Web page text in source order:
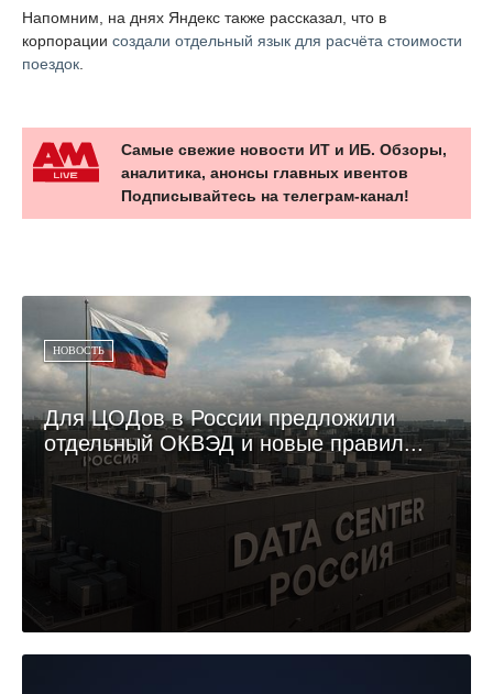
Напомним, на днях Яндекс также рассказал, что в
корпорации создали отдельный язык для расчёта стоимости
поездок.
Самые свежие новости ИТ и ИБ. Обзоры,
аналитика, анонсы главных ивентов
Подписывайтесь на телеграм-канал!
НОВОСТЬ
Для ЦОДов в России предложили
отдельный ОКВЭД и новые правил...